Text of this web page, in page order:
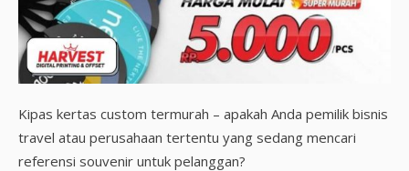
Kipas kertas custom termurah – apakah Anda pemilik bisnis
travel atau perusahaan tertentu yang sedang mencari
referensi souvenir untuk pelanggan?